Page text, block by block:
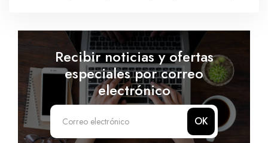
Recibir noticias y ofertas
especiales por correo
electrónico
OK